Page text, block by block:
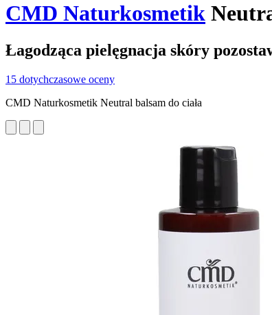
CMD Naturkosmetik
Łagodząca pielęgnacja skóry
15 dotychczasowe oceny
CMD Naturkosmetik Neutral balsam do ciała